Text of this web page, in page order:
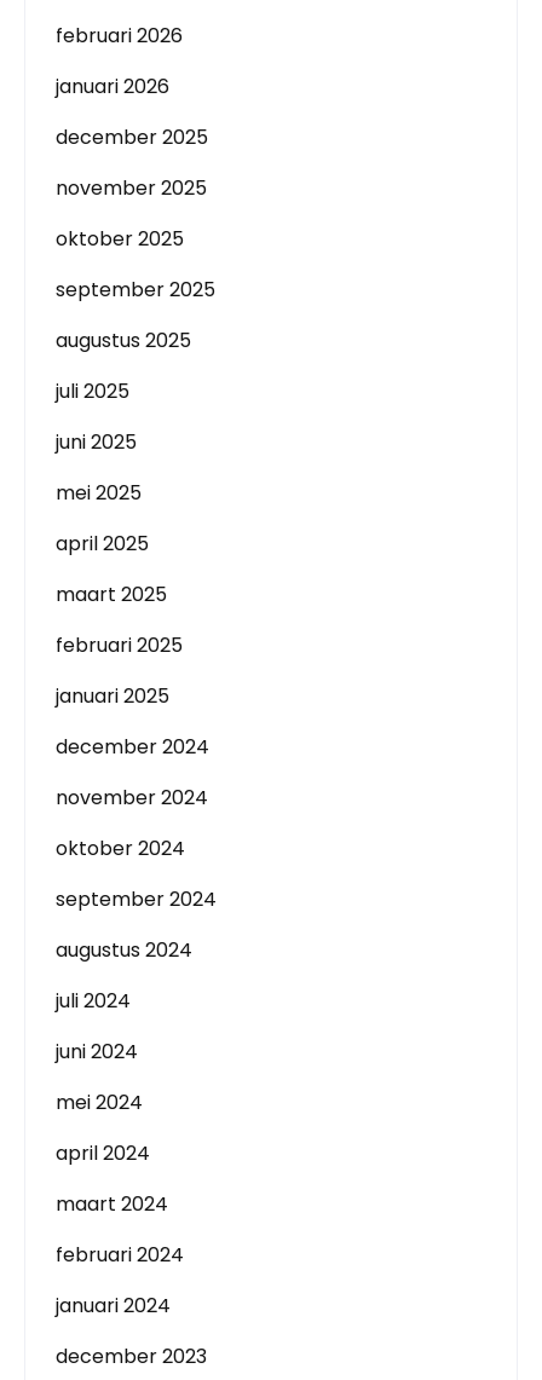
februari 2026
januari 2026
december 2025
november 2025
oktober 2025
september 2025
augustus 2025
juli 2025
juni 2025
mei 2025
april 2025
maart 2025
februari 2025
januari 2025
december 2024
november 2024
oktober 2024
september 2024
augustus 2024
juli 2024
juni 2024
mei 2024
april 2024
maart 2024
februari 2024
januari 2024
december 2023